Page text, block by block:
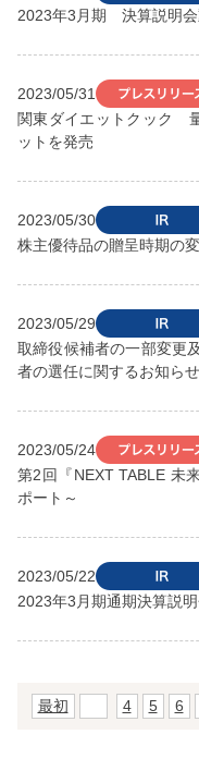
2023年3月期 決算説明会
2023/05/31
関東ダイエットクック
ットを発売
2023/05/30
株主優待品の贈呈時期の
2023/05/29
取締役候補者の一部変更
者の選任に関するお知らせ
2023/05/24
第2回『NEXT TABLE 未
ポート～
2023/05/22
2023年3月期通期決算説
最初 4 5 6